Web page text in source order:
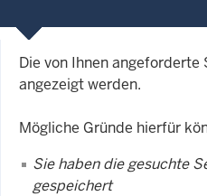
Die von Ihnen
angezeigt werden.
Mögliche Gründe hierfür
Sie haben die gesuchte
gespeichert